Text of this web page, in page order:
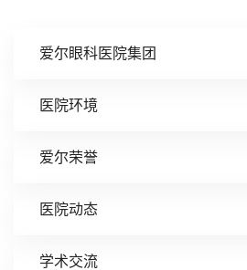
爱尔眼科医院集团
医院环境
爱尔荣誉
医院动态
学术交流